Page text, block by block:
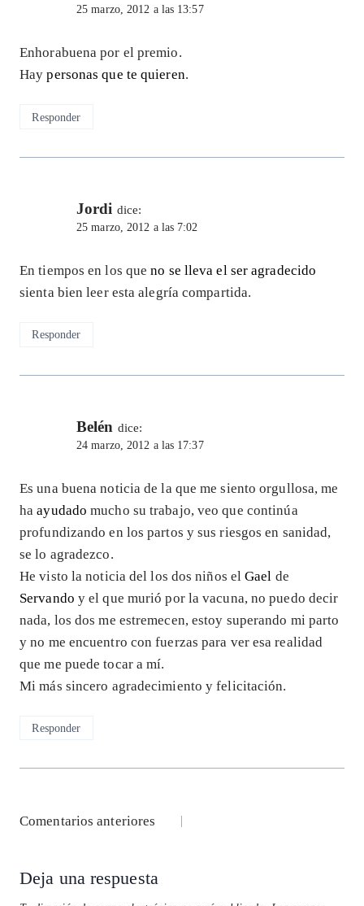
25 marzo, 2012 a las 13:57
Enhorabuena por el premio.
Haypersonas que te quieren.
Responder
Jordi dice:
25 marzo, 2012 a las 7:02
En tiempos en los queno se lleva el ser agradecido
sienta bien leer esta alegría compartida.
Responder
Belén dice:
24 marzo, 2012 a las 17:37
Es una buena noticia de la que me siento orgullosa, me
haayudadomucho su trabajo, veo que continúa
profundizando en los partos y sus riesgos en sanidad,
se lo agradezco.
He visto la noticia del los dos niños elGael de
Servando y el que murió por la vacuna, no puedo decir
nada, los dos me estremecen, estoy superando mi parto
y no me encuentro con fuerzas para ver esa realidad
que me puede tocar a mí.
Mi más sincero agradecimiento y felicitación.
Responder
Navegación
comentarios
Comentarios anteriores
Deja una respuesta